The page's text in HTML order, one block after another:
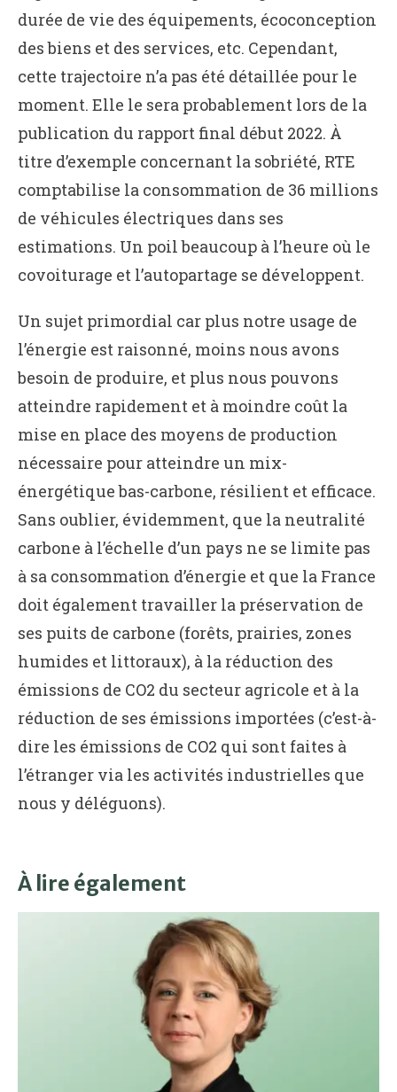
durée de vie des équipements, écoconception
des biens et des services, etc. Cependant,
cette trajectoire n’a pas été détaillée pour le
moment. Elle le sera probablement lors de la
publication du rapport final début 2022. À
titre d’exemple concernant la sobriété, RTE
comptabilise la consommation de 36 millions
de véhicules électriques dans ses
estimations. Un poil beaucoup à l’heure où le
covoiturage et l’autopartage se développent.
Un sujet primordial car plus notre usage de
l’énergie est raisonné, moins nous avons
besoin de produire, et plus nous pouvons
atteindre rapidement et à moindre coût la
mise en place des moyens de production
nécessaire pour atteindre un mix-
énergétique bas-carbone, résilient et efficace.
Sans oublier, évidemment, que la neutralité
carbone à l’échelle d’un pays ne se limite pas
à sa consommation d’énergie et que la France
doit également travailler la préservation de
ses puits de carbone (forêts, prairies, zones
humides et littoraux), à la réduction des
émissions de CO2 du secteur agricole et à la
réduction de ses émissions importées (c’est-à-
dire les émissions de CO2 qui sont faites à
l’étranger via les activités industrielles que
nous y déléguons).
À lire également